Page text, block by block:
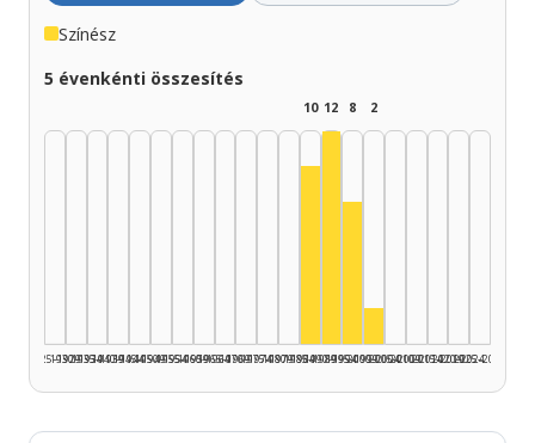
Színész
5 évenkénti összesítés
1925–1929
1930–1934
1935–1939
1940–1944
1945–1949
1950–1954
1955–1959
1960–1964
1965–1969
1970–1974
1975–1979
1980–1984
10
1985–1989
12
1990–1994
8
1995–1999
2
Színész,
2000–2004
2005–2009
2010–2014
2015–2019
2020–2024
2025–2026